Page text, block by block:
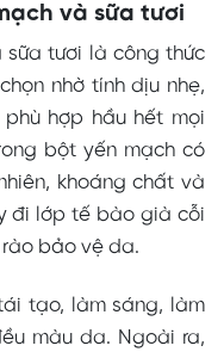
và sữa tươi
sữa tươi là công thức
nhờ tính dịu nhẹ,
hợp hầu hết mọi
bột yến mạch có
khoáng chất và
đi lớp tế bào già cỗi
bảo vệ da.
tạo, làm sáng, làm
màu da. Ngoài ra,